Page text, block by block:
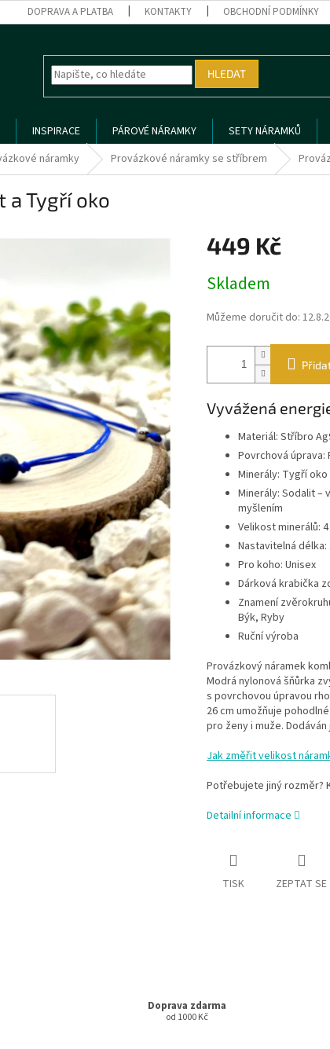
DOPRAVA A PLATBA KONTAKTY OBCHODNÍ PODMÍNKY
HLEDAT
INSPIRACE PÁROVÉ NÁRAMKY SETY NÁRAMKŮ
náramky Provázkové náramky se stříbrem
a Tygří oko
449 Kč
cena:
Skladem
Můžeme doručit do:
Vyvážená
Materiál: Stříbro
Povrchová úprava:
Minerály: Tygří
Minerály: Sodalit –
myšlením
Velikost minerálů:
Nastavitelná délka:
Pro koho: Unisex
Dárková krabička
Znamení
Býk, Ryby
Ruční výroba
Provázkový náramek
Modrá nylonová šňůrka
s povrchovou úpravou
26 cm umožňuje
pro ženy i muže.
Jak změřit velikost
Potřebujete jiný rozměr?
Detailní informace
TISK ZEPTAT SE
Doprava zdarma
od 1000 Kč